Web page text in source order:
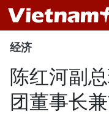
经济
陈红河副
团董事长